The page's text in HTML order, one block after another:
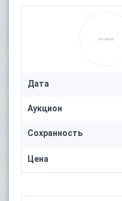
Дата
Аукцион
Сохранность
Цена